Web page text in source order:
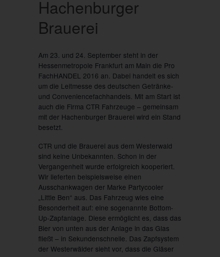
Hachenburger
Brauerei
Am 23. und 24. September steht in der
Hessenmetropole Frankfurt am Main die Pro
FachHANDEL 2016 an. Dabei handelt es sich
um die Leitmesse des deutschen Getränke-
und Conveniencefachhandels. Mit am Start ist
auch die Firma CTR Fahrzeuge – gemeinsam
mit der Hachenburger Brauerei wird ein Stand
besetzt.
CTR und die Brauerei aus dem Westerwald
sind keine Unbekannten. Schon in der
Vergangenheit wurde erfolgreich kooperiert.
Wir lieferten beispielsweise einen
Ausschankwagen der Marke Partycooler
„Little Ben“ aus. Das Fahrzeug wies eine
Besonderheit auf: eine sogenannte Bottom-
Up-Zapfanlage. Diese ermöglicht es, dass das
Bier von unten aus der Anlage in das Glas
fließt – in Sekundenschnelle. Das Zapfsystem
der Westerwälder sieht vor, dass die Gläser